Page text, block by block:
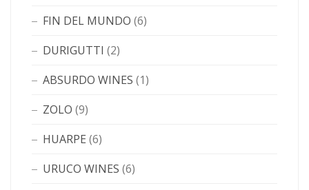
FIN DEL MUNDO (6)
DURIGUTTI (2)
ABSURDO WINES (1)
ZOLO (9)
HUARPE (6)
URUCO WINES (6)